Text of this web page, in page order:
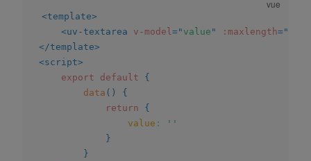
<template>
<uv-textarea v-model =" value " :maxlength="
</template>
<script>
export
default
{
data ( )
{
return
{
value :
''
}
}